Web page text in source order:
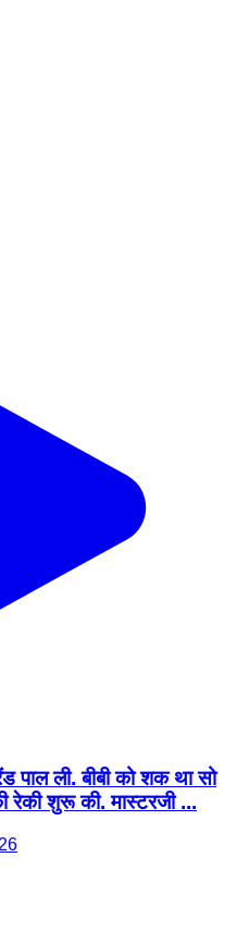
पाल ली. बीबी को शक था सो
रेकी शुरू की. मास्टरजी ...